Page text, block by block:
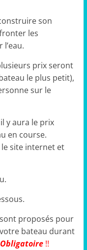
son
les
prix seront
le plus petit),
sur le
y aura le prix
en course.
site internet et
proposés pour
bateau durant
!!